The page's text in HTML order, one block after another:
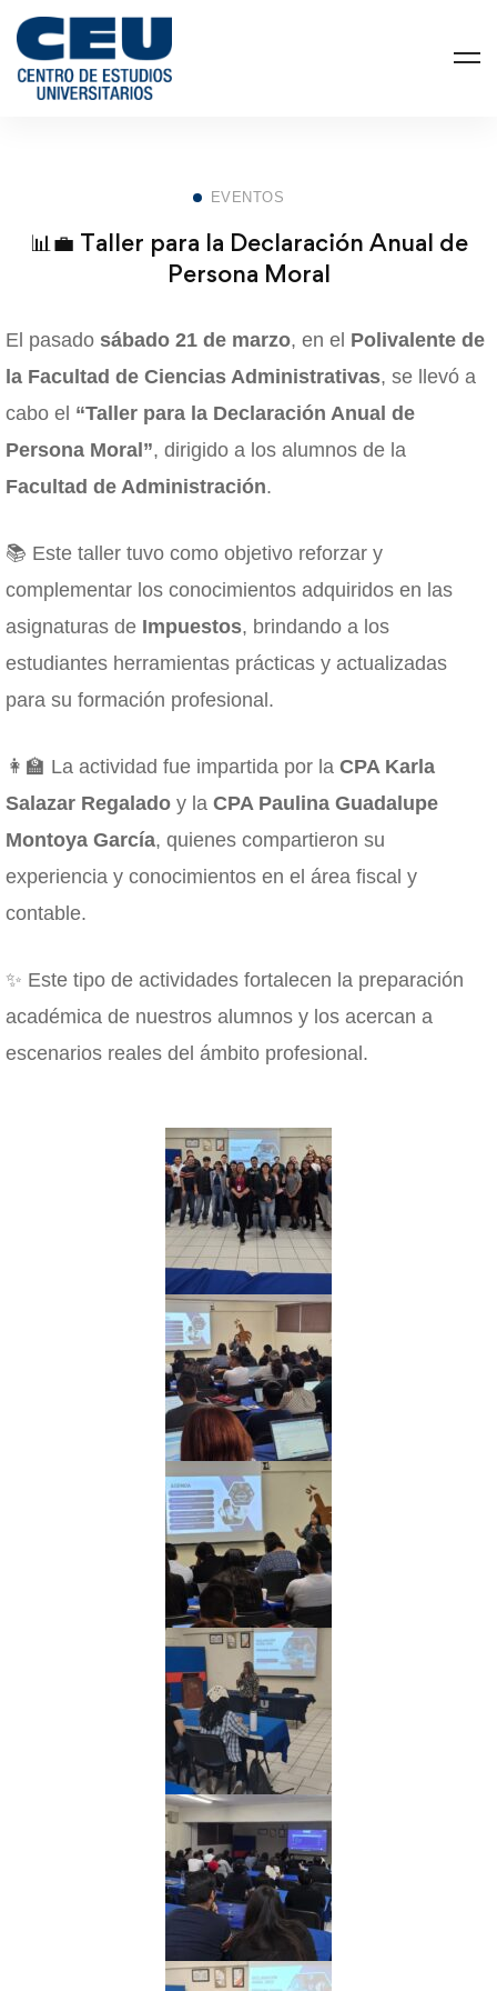
EVENTOS
📊💼 Taller para la Declaración Anual de
Persona Moral
El pasado sábado 21 de marzo, en el Polivalente de
la Facultad de Ciencias Administrativas, se llevó a
cabo el “Taller para la Declaración Anual de
Persona Moral”, dirigido a los alumnos de la
Facultad de Administración.
📚 Este taller tuvo como objetivo reforzar y
complementar los conocimientos adquiridos en las
asignaturas de Impuestos, brindando a los
estudiantes herramientas prácticas y actualizadas
para su formación profesional.
👩‍🏫 La actividad fue impartida por la CPA Karla
Salazar Regalado y la CPA Paulina Guadalupe
Montoya García, quienes compartieron su
experiencia y conocimientos en el área fiscal y
contable.
✨ Este tipo de actividades fortalecen la preparación
académica de nuestros alumnos y los acercan a
escenarios reales del ámbito profesional.